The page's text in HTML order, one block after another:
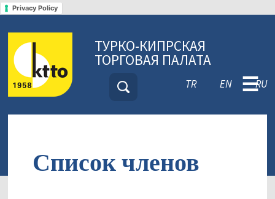
Privacy Policy
ТУРКО-КИПРСКАЯ
ТОРГОВАЯ ПАЛАТА
TR EN RU
☰
Список членов